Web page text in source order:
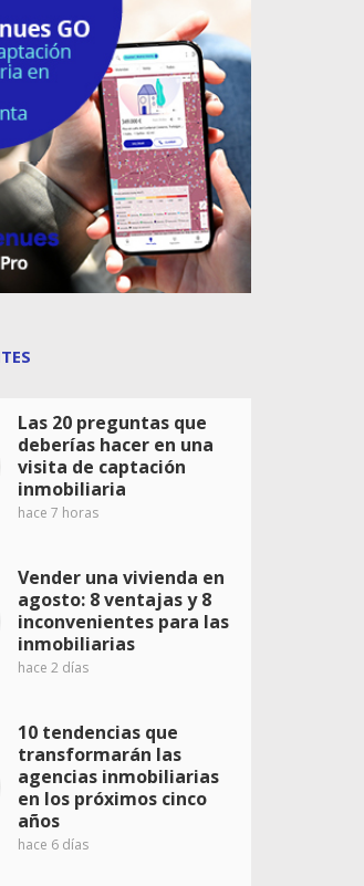
Las 20 preguntas que
deberías hacer en una
visita de captación
inmobiliaria
hace 7 horas
Vender una vivienda en
agosto: 8 ventajas y 8
inconvenientes para las
inmobiliarias
hace 2 días
10 tendencias que
transformarán las
agencias inmobiliarias
en los próximos cinco
años
hace 6 días